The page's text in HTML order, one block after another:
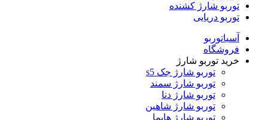
توربو شارژ کشنده
توربو دریایی
آسیاتوربو
فروشگاه
خرید توربو شارژ
توربو شارژ جک s5
توربو شارژ سمند
توربو شارژ دنا
توربو شارژ شاهین
توربو شارژ هایما